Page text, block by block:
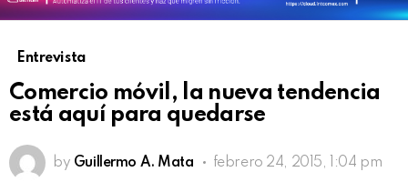
Entrevista
Comercio móvil, la nueva tendencia
está aquí para quedarse
by Guillermo A. Mata febrero 24, 2015, 1:04 pm